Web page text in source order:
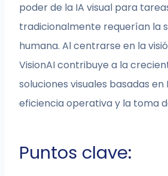
poder de la IA visual para
tradicionalmente requerían la
humana. Al centrarse en la
VisionAI contribuye a la
soluciones visuales basadas
eficiencia operativa y la toma
Puntos clave: